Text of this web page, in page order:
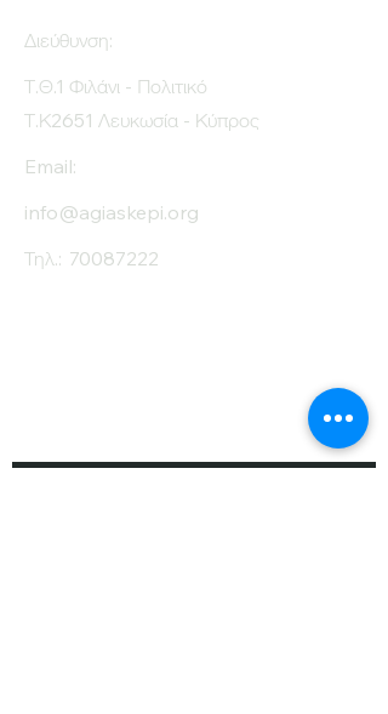
Διεύθυνση:
Τ.Θ.1 Φιλάνι - Πολιτικό
Τ.Κ2651 Λευκωσία - Κύπρος
Email:
info@agiaskepi.org
Τηλ.: 70087222